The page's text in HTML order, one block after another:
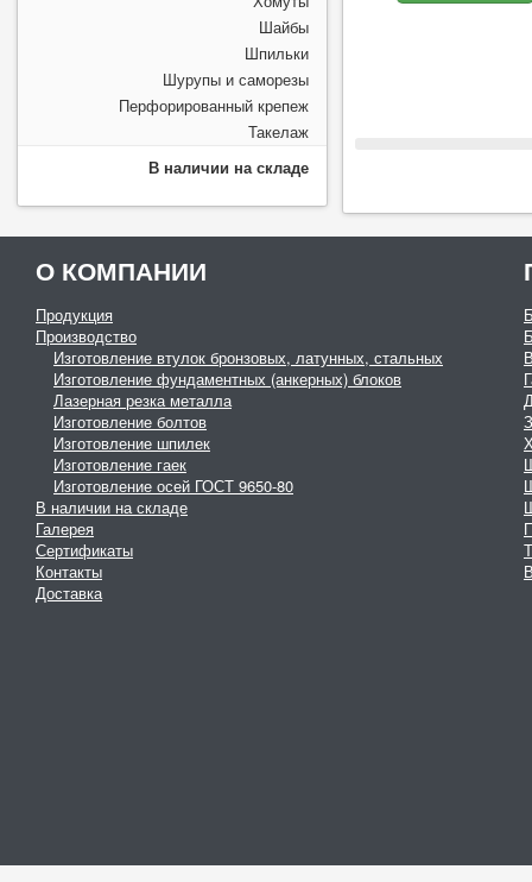
Шайбы
Шпильки
Шурупы и саморезы
Перфорированный крепеж
Такелаж
В наличии на складе
О КОМПАНИИ
Продукция
Производство
Изготовление втулок бронзовых, латунных, стальных
Изготовление фундаментных (анкерных) блоков
Лазерная резка металла
Изготовление болтов
Изготовление шпилек
Изготовление гаек
Изготовление осей ГОСТ 9650-80
В наличии на складе
Галерея
Сертификаты
Контакты
Доставка